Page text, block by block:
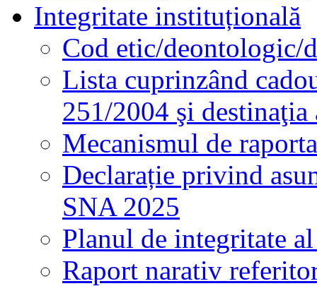
Integritate instituțională
Cod etic/deontologic/
Lista cuprinzând
251/2004 şi destinaţia
Mecanismul de
Declarație privind
SNA 2025
Planul de integritate
Raport narativ